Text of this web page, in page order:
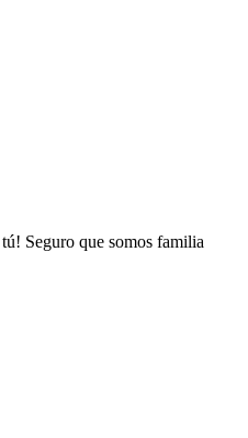
Seguro que somos familia